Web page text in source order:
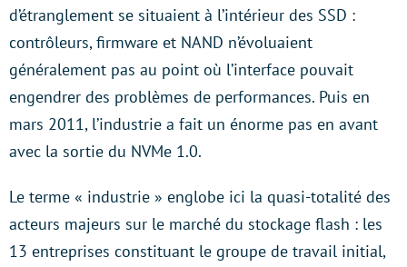
d’étranglement se situaient à l’intérieur des SSD :
contrôleurs, firmware et NAND n’évoluaient
généralement pas au point où l’interface pouvait
engendrer des problèmes de performances. Puis en
mars 2011, l’industrie a fait un énorme pas en avant
avec la sortie du NVMe 1.0.
Le terme « industrie » englobe ici la quasi-totalité des
acteurs majeurs sur le marché du stockage flash : les
13 entreprises constituant le groupe de travail initial,